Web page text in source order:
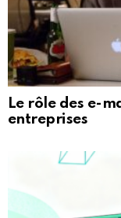
Le rôle des e-
entreprises